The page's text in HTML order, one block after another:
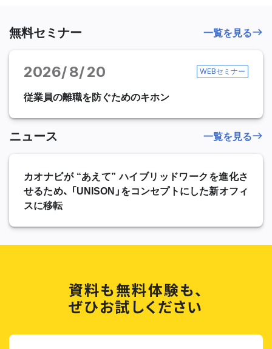
無料セミナー
2026 8 20 WEBセミナー
従業員の離職を防ぐためのキホン
一覧を見る
ニュース
カオナビが “あえて” ハイブリッドワークを進化さ
せるため、 「UNISON」をコンセプトにした新オフィ
スに移転
一覧を見る
資料も無料体験も、
ぜひお試しください